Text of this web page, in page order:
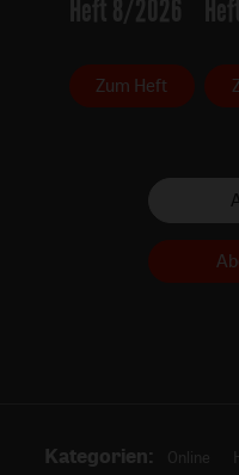
Heft 8/2026
Zum Heft
Kategorien: Online